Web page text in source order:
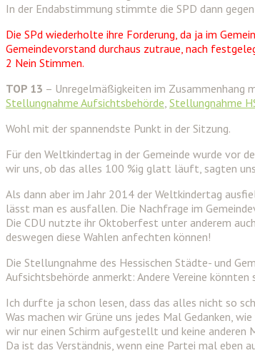
In der Endabstimmung stimmte die SPD dann
Die SPd wiederholte ihre Forderung, da ja im
Gemeindevorstand durchaus zutraue, nach
2 Nein Stimmen.
TOP 13 – Unregelmäßigkeiten im Zusammenhang
Stellungnahme Aufsichtsbehörde Stellungnahme
Wohl mit der spannendste Punkt in der Sitzung.
Für den Weltkindertag in der Gemeinde wurde vor
wir uns, ob das alles 100 %ig glatt läuft, sagten
Als dann aber im Jahr 2014 der Weltkindertag
lässt man es ausfallen. Die Nachfrage im
Die CDU nutzte ihr Oktoberfest unter anderem
deswegen diese Wahlen anfechten können!
Die Stellungnahme des Hessischen Städte- und
Aufsichtsbehörde anmerkt: Andere Vereine
Ich durfte ja schon lesen, dass das alles nicht so
Was machen wir Grüne uns jedes Mal Gedanken,
wir nur einen Schirm aufgestellt und keine anderen
Da ist das Verständnis, wenn eine Partei mal eben